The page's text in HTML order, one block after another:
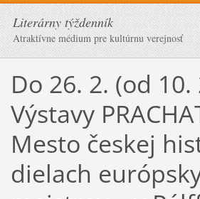
Literárny týždenník
Atraktívne médium pre kultúrnu verejnosť
Do 26. 2. (od 10.
Výstavy
Mesto českej
dielach